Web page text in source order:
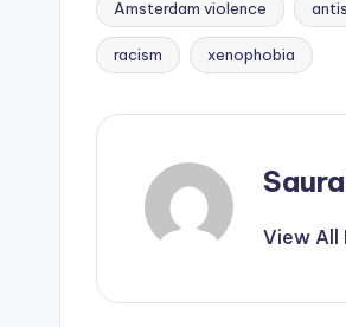
Tags:
Amsterdam violence
racism xenophobia
View All